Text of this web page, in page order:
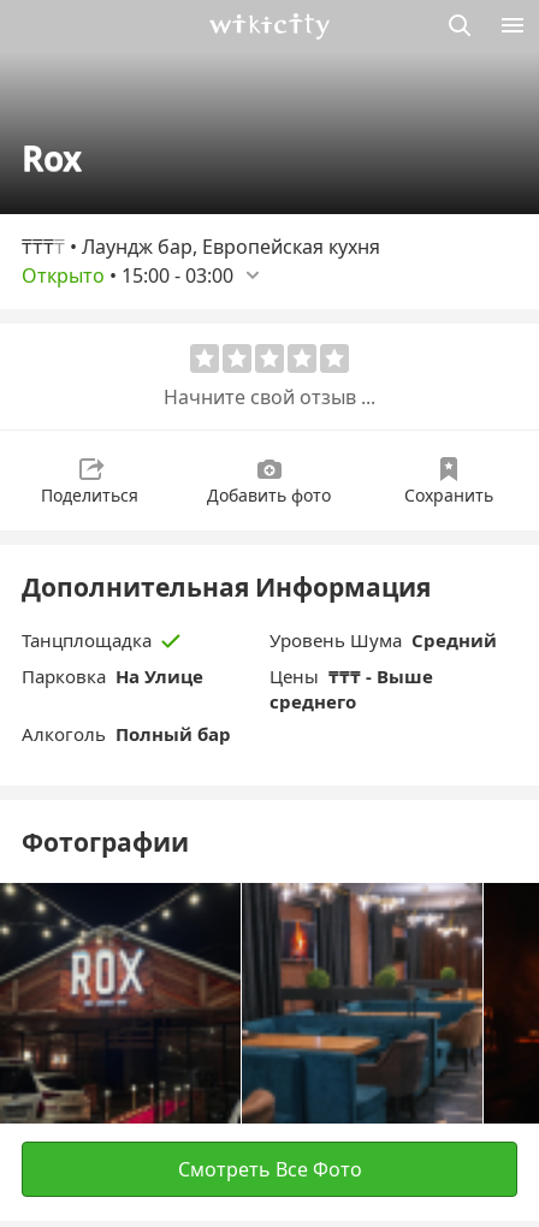
Rox
₸₸₸₸ • Лаундж бар, Европейская кухня
Открыто • 15:00-03:00
Начните свой отзыв ...
Поделиться Добавить фото Сохранить
Дополнительная Информация
Танцплощадка Уровень Шума Средний
Парковка На Улице Цены ₸₸₸ - Выше
среднего
Aлкоголь Полный бар
Фотографии
Смотреть Все Фото